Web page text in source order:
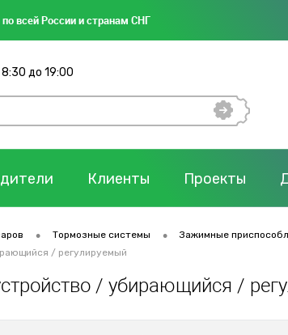
всей России и странам СНГ
до 19:00
Клиенты Проекты
• Тормозные системы • Зажимные
/ регулируемый
/ убирающийся /